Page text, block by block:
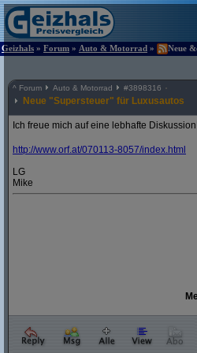
Geizhals » Forum » Auto & Motorrad » Neue
^ Forum Auto & Motorrad #3898316
Neue "Supersteuer" für Luxusautos
Ich freue mich auf eine lebhafte
http://www.orf.at/070113-8057/index.html
LG
Mike